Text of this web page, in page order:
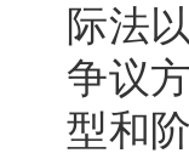
际法
争议
型和